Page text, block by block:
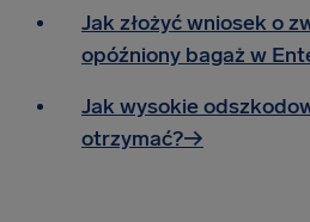
Jak złożyć wniosek o
opóźniony bagaż w
Jak wysokie
otrzymać?→